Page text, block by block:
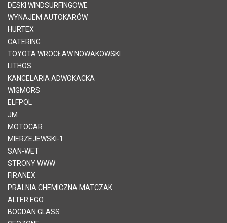
DESKI WINDSURFINGOWE
WYNAJEM AUTOKARÓW
HURTEX
CATERING
TOYOTA WROCŁAW NOWAKOWSKI
LITHOS
KANCELARIA ADWOKACKA
WIGMORS
ELFPOL
JM
MOTOCAR
MIERZEJEWSKI-1
SAN-WET
STRONY WWW
FIRANEX
PRALNIA CHEMICZNA MATCZAK
ALTER EGO
BOGDAN GLASS